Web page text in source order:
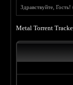
Здравствуйте, Гость!
Metal Torrent